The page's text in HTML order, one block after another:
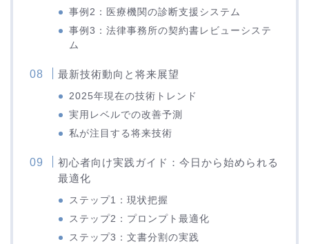
事例2：医療機関の診断支援システム
事例3：法律事務所の契約書レビューシステ
ム
最新技術動向と将来展望
2025年現在の技術トレンド
実用レベルでの改善予測
私が注目する将来技術
初心者向け実践ガイド：今日から始められる
最適化
ステップ1：現状把握
ステップ2：プロンプト最適化
ステップ3：文書分割の実践